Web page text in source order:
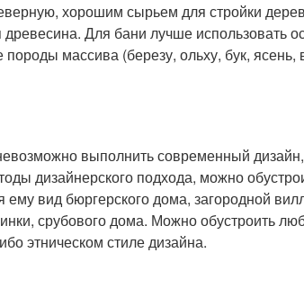
хорошим сырьем для стройки
Для бани лучше использовать
массива (березу, ольху, бук,
выполнить современный
дизайнерского подхода, можно
ему вид бюргерского дома, загородной
срубового дома. Можно обустроить
этническом стиле дизайна.